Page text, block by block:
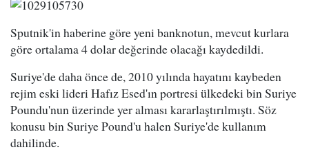
Sputnik'in haberine göre yeni banknotun, mevcut kurlara
göre ortalama 4 dolar değerinde olacağı kaydedildi.
​Suriye'de daha önce de, 2010 yılında hayatını kaybeden
rejim eski lideri Hafız Esed'ın portresi ülkedeki bin Suriye
Poundu'nun üzerinde yer alması kararlaştırılmıştı. Söz
konusu bin Suriye Pound'u halen Suriye'de kullanım
dahilinde.